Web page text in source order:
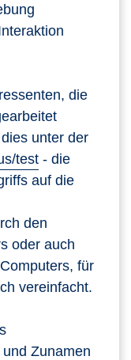
die
unter der
test - die
auf die
den
oder auch
für
vereinfacht.
Zunamen